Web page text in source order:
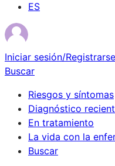
ES
Iniciar sesión/Registrarse
Buscar
Riesgos y síntomas
Diagnóstico
En tratamiento
La vida con la
Buscar